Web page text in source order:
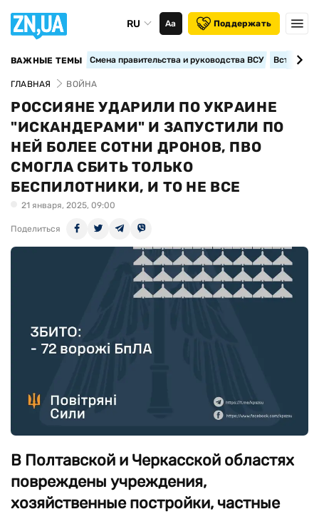
RU Аа Поддержать
ВАЖНЫЕ ТЕМЫ Смена правительства и руководства ВСУ
ГЛАВНАЯ ВОЙНА
РОССИЯНЕ УДАРИЛИ ПО УКРАИНЕ
"ИСКАНДЕРАМИ" И ЗАПУСТИЛИ ПО
НЕЙ БОЛЕЕ СОТНИ ДРОНОВ, ПВО
СМОГЛА СБИТЬ ТОЛЬКО
БЕСПИЛОТНИКИ, И ТО НЕ ВСЕ
21 января, 2025, 09:00
Поделиться
В Полтавской и Черкасской областях
повреждены учреждения,
хозяйственные постройки, частные